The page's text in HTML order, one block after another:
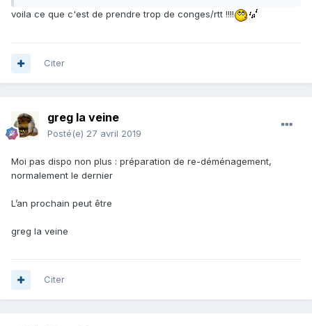
voila ce que c'est de prendre trop de conges/rtt !!!!
Citer
greg la veine
Posté(e) 27 avril 2019
Moi pas dispo non plus : préparation de re-déménagement,
normalement le dernier
L’an prochain peut être
greg la veine
Citer